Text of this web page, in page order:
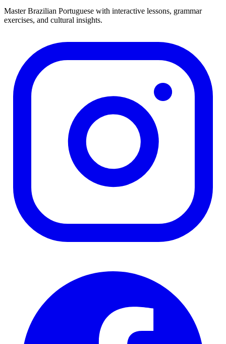
Master Brazilian Portuguese with interactive lessons, grammar
exercises, and cultural insights.